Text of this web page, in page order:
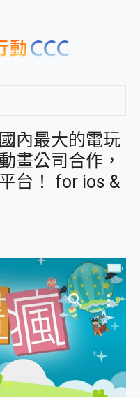
內最大的電玩
畫公司合作，
台！ for ios &